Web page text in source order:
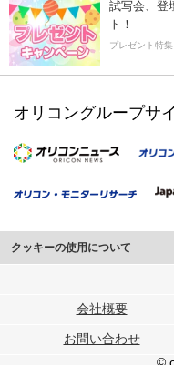
試写会、登
ト！
プレゼント特集
オリコングループサ
クッキーの使用について
このサイトでは Cookie を使用
行っています。
メディアや広告配信、データ解
会社概要
お問い合わせ
©